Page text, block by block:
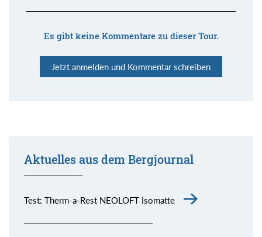
Es gibt keine Kommentare zu dieser Tour.
Jetzt anmelden und Kommentar schreiben
Aktuelles aus dem Bergjournal
Test: Therm-a-Rest NEOLOFT Isomatte